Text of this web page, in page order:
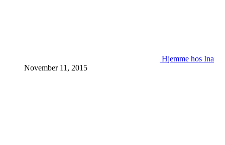
Hjemme hos Ina
November 11, 2015